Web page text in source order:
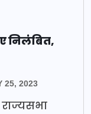
निलंबित,
25, 2023